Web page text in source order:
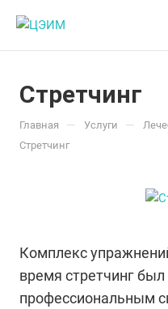
Стретчинг
Главная — Услуги —
Стретчинг
Комплекс
время стретчинг был
профессиональным